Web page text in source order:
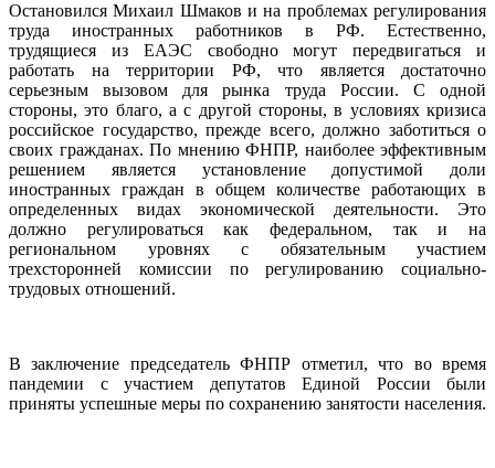
Остановился Михаил Шмаков и на проблемах регулирования
труда иностранных работников в РФ. Естественно,
трудящиеся из ЕАЭС свободно могут передвигаться и
работать на территории РФ, что является достаточно
серьезным вызовом для рынка труда России. С одной
стороны, это благо, а с другой стороны, в условиях кризиса
российское государство, прежде всего, должно заботиться о
своих гражданах. По мнению ФНПР, наиболее эффективным
решением является установление допустимой доли
иностранных граждан в общем количестве работающих в
определенных видах экономической деятельности. Это
должно регулироваться как федеральном, так и на
региональном уровнях с обязательным участием
трехсторонней комиссии по регулированию социально-
трудовых отношений.
В заключение председатель ФНПР отметил, что во время
пандемии с участием депутатов Единой России были
приняты успешные меры по сохранению занятости населения.